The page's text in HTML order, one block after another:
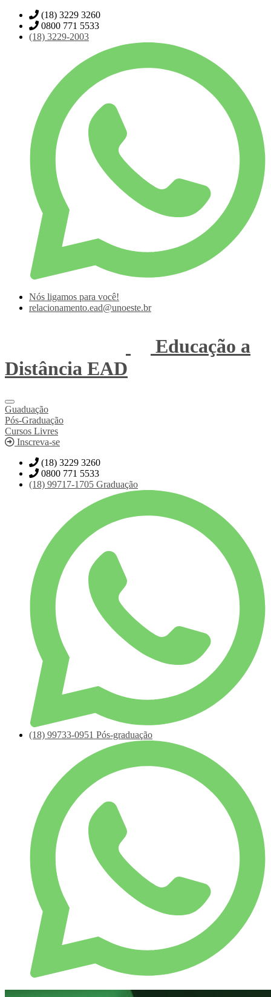
(18) 3229 3260
0800 771 5533
(18) 3229-2003
Nós ligamos para você!
relacionamento.ead@unoeste.br
Educação a
Distância EAD
Guaduação
Pós-Graduação
Cursos Livres
Inscreva-se
(18) 3229 3260
0800 771 5533
(18) 99717-1705 Graduação
(18) 99733-0951 Pós-graduação